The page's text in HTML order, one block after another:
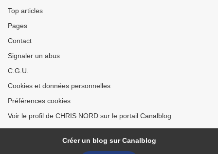
Top articles
Pages
Contact
Signaler un abus
C.G.U.
Cookies et données personnelles
Préférences cookies
Voir le profil de CHRIS NORD sur le portail Canalblog
Créer un blog sur Canalblog